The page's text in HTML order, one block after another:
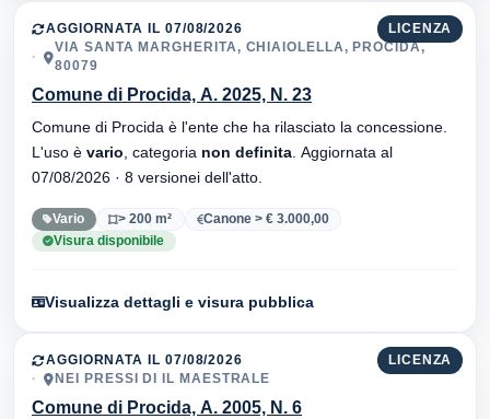
LICENZA
AGGIORNATA IL 07/08/2026
VIA SANTA MARGHERITA, CHIAIOLELLA, PROCIDA,
80079
Comune di Procida, A. 2025, N. 23
Comune di Procida è l'ente che ha rilasciato la concessione.
L'uso è vario , categoria non definita
07/08/2026 · 8 versionei dell'atto.
Vario > 200 m²
Canone > € 3.000,00
Visura disponibile
Visualizza dettagli e visura pubblica
LICENZA
AGGIORNATA IL 07/08/2026
NEI PRESSI DI IL MAESTRALE
Comune di Procida, A. 2005, N. 6